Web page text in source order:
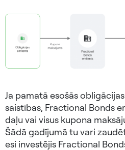
Ja pamatā esošās
saistības, Fractional Bonds
daļu vai visus kupona
Šādā gadījumā tu vari
esi investējis Fractional